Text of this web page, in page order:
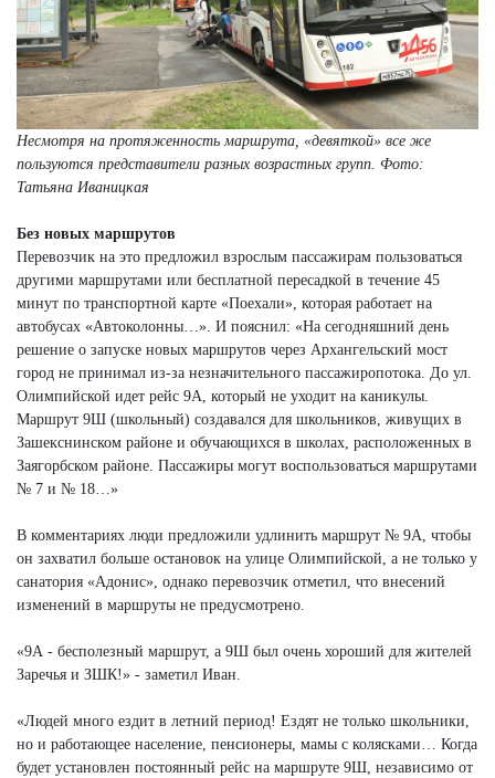
Несмотря на протяженность маршрута, «девяткой» все же
пользуются представители разных возрастных групп. Фото:
Татьяна Иваницкая
Без новых маршрутов
Перевозчик на это предложил взрослым пассажирам пользоваться
другими маршрутами или бесплатной пересадкой в течение 45
минут по транспортной карте «Поехали», которая работает на
автобусах «Автоколонны…». И пояснил: «На сегодняшний день
решение о запуске новых маршрутов через Архангельский мост
город не принимал из-за незначительного пассажиропотока. До ул.
Олимпийской идет рейс 9А, который не уходит на каникулы.
Маршрут 9Ш (школьный) создавался для школьников, живущих в
Зашекснинском районе и обучающихся в школах, расположенных в
Заягорбском районе. Пассажиры могут воспользоваться маршрутами
№ 7 и № 18…»
В комментариях люди предложили удлинить маршрут № 9А, чтобы
он захватил больше остановок на улице Олимпийской, а не только у
санатория «Адонис», однако перевозчик отметил, что внесений
изменений в маршруты не предусмотрено.
«9А - бесполезный маршрут, а 9Ш был очень хороший для жителей
Заречья и ЗШК!» - заметил Иван.
«Людей много ездит в летний период! Ездят не только школьники,
но и работающее население, пенсионеры, мамы с колясками… Когда
будет установлен постоянный рейс на маршруте 9Ш, независимо от